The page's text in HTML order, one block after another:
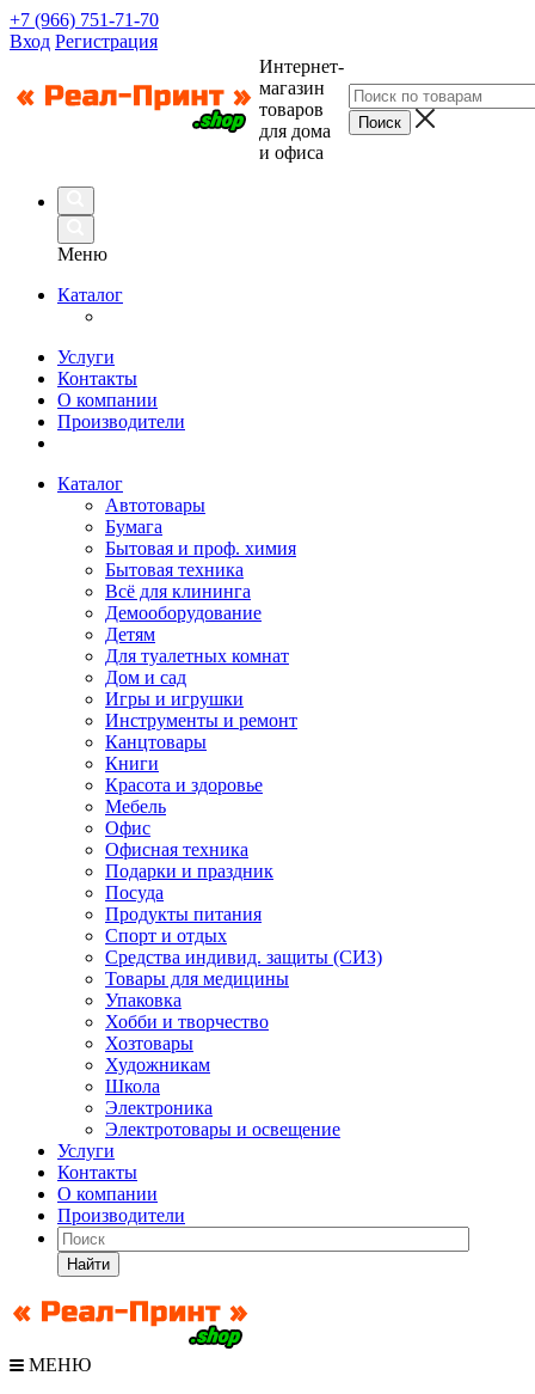
+7 (966) 751-71-70
Вход Регистрация
Интернет-
магазин
товаров
для дома
и офиса
Меню
Каталог
Услуги
Контакты
О компании
Производители
Каталог
Автотовары
Бумага
Бытовая и проф. химия
Бытовая техника
Всё для клининга
Демооборудование
Детям
Для туалетных комнат
Дом и сад
Игры и игрушки
Инструменты и ремонт
Канцтовары
Книги
Красота и здоровье
Мебель
Офис
Офисная техника
Подарки и праздник
Посуда
Продукты питания
Спорт и отдых
Средства индивид. защиты (СИЗ)
Товары для медицины
Упаковка
Хобби и творчество
Хозтовары
Художникам
Школа
Электроника
Электротовары и освещение
Услуги
Контакты
О компании
Производители
Найти
МЕНЮ